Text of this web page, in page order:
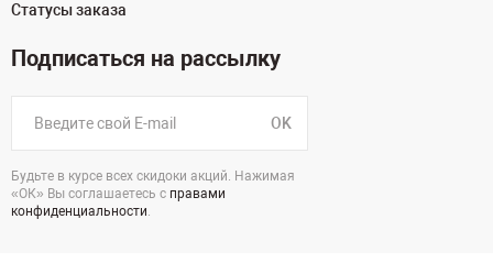
Статусы заказа
Подписаться на рассылку
OK
Будьте в курсе всех скидоки акций. Нажимая
«ОК» Вы соглашаетесь с правами
конфиденциальности.